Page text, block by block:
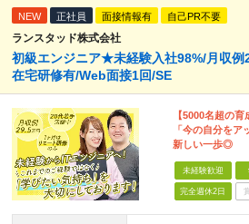
NEW 正社員 面接情報有 自己PR不要
ランスタッド株式会社
初級エンジニア★未経験入社98%/月収例
在宅研修有/Web面接1回/SE
【5000名超の
「今の自分を
新しい一歩◎
未経験歓迎
完全週休2日